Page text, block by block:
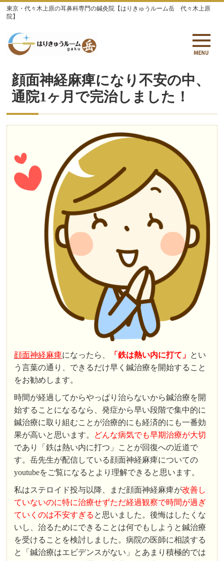
東京・代々木上原の耳鼻科専門の鍼灸院【はりきゅうルーム岳 代々木上原
院】
顔面神経麻痺になり不安の中、
通院1ヶ月で完治しました！
顔面神経麻痺になったら、 「鉄は熱い内に打て」 とい
う言葉の通り、できるだけ早く鍼治療を開始すること
をお勧めします。
時間が経過してからやっぱり治らないから鍼治療を開
始することになるなら、発症から早い段階で集中的に
鍼治療に取り組むことが治療的にも経済的にも一番効
果が高いと思います。 どんな病気でも早期治療が大切
であり「鉄は熱い内に打つ」ことが回復への近道で
す。岳先生が配信している顔面神経麻痺についての
youtubeをご覧になるとより理解できると思います。
私はステロイド投与以降、まだ顔面神経麻痺が改善し
ていないのに特に治療せずただ経過観察で時間が過ぎ
ていくのは不安すぎる と思いました。後悔はしたくな
いし、治るためにできることは何でもしようと鍼治療
を受けることを検討しました。病院の医師に相談する
と「鍼治療はエビデンスがない」とあまり積極的では